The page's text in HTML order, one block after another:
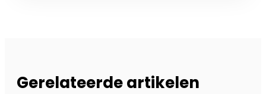
Gerelateerde artikelen